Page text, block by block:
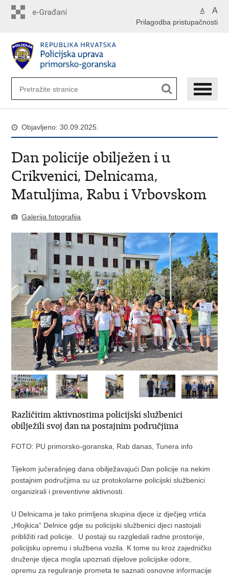
A A
Prilagodba pristupačnosti
Objavljeno: 30.09.2025.
​Dan policije obilježen i u
Crikvenici, Delnicama,
Matuljima, Rabu i Vrbovskom
Galerija fotografija
Različitim aktivnostima policijski službenici
obilježili svoj dan na postajnim područjima
FOTO: PU primorsko-goranska, Rab danas, Tunera info
Tijekom jučerašnjeg dana obilježavajući Dan policije na nekim
postajnim područjima su uz protokolarne policijski službenici
organizirali i preventivne aktivnosti.
U Delnicama je tako primljena skupina djece iz dječjeg vrtića
„Hlojkica“ Delnice gdje su policijski službenici djeci nastojali
približiti rad policije. U postaji su razgledali radne prostorije,
policijsku opremu i službena vozila. K tome su kroz zajedničko
druženje djeca mogla upoznati dijelove policijske odore,
opremu za reguliranje prometa te saznati osnovne informacije